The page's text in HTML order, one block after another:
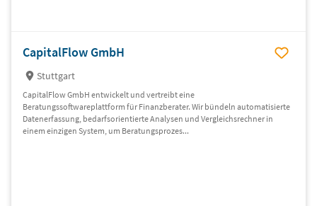
CapitalFlow GmbH
Stuttgart
CapitalFlow GmbH entwickelt und vertreibt eine
Beratungssoftwareplattform für Finanzberater. Wir bündeln automatisierte
Datenerfassung, bedarfsorientierte Analysen und Vergleichsrechner in
einem einzigen System, um Beratungsprozes...